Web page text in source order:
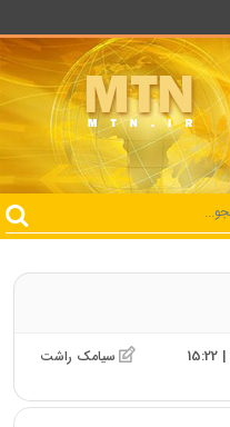
سیامک راشت